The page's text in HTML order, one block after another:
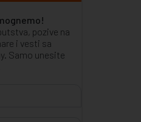
pozive na
i vesti sa
Samo unesite